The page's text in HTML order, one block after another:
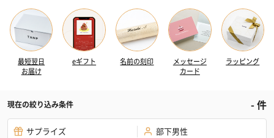
最短翌日
お届け
eギフト 名前の刻印
メッセージ
カード
ラッピング
現在の絞り込み条件 -件
サプライズ 部下男性